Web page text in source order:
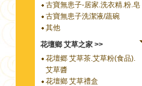
古寶無患子-居家.洗衣精.粉.皂
古寶無患子洗潔液/蔬碗
其他
花壇鄉 艾草之家 >>
花壇郷 艾草茶.艾草粉(食品).
艾草醬
花壇鄉 艾草禮盒